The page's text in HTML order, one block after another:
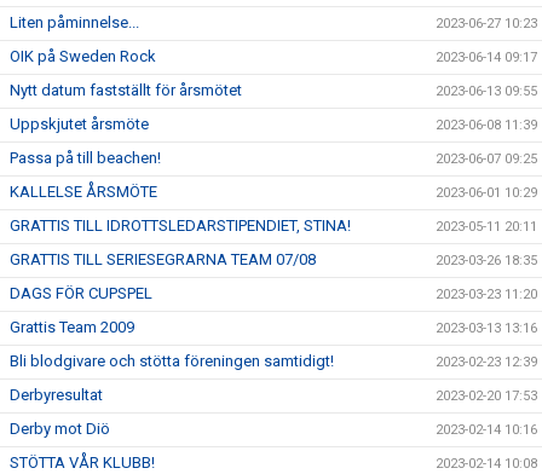
Liten påminnelse... 2023-06-27 10:23
OIK på Sweden Rock 2023-06-14 09:17
Nytt datum fastställt för årsmötet 2023-06-13 09:55
Uppskjutet årsmöte 2023-06-08 11:39
Passa på till beachen! 2023-06-07 09:25
KALLELSE ÅRSMÖTE 2023-06-01 10:29
GRATTIS TILL IDROTTSLEDARSTIPENDIET, STINA! 2023-05-11 20:11
GRATTIS TILL SERIESEGRARNA TEAM 07/08 2023-03-26 18:35
DAGS FÖR CUPSPEL 2023-03-23 11:20
Grattis Team 2009 2023-03-13 13:16
Bli blodgivare och stötta föreningen samtidigt! 2023-02-23 12:39
Derbyresultat 2023-02-20 17:53
Derby mot Diö 2023-02-14 10:16
STÖTTA VÅR KLUBB! 2023-02-14 10:08